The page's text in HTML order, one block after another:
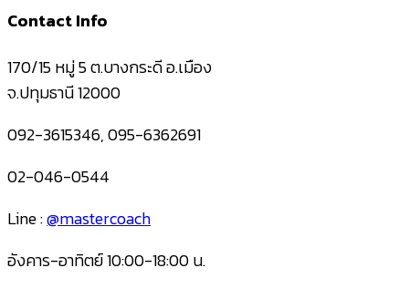
Contact Info
170/15 หมู่ 5 ต.บางกระดี อ.เมือง
จ.ปทุมธานี 12000
092-3615346, 095-6362691
02-046-0544
Line :@mastercoach
อังคาร-อาทิตย์ 10:00-18:00 น.